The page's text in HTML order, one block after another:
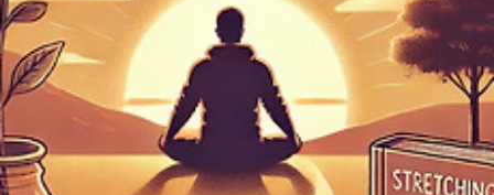
차1. 이른 기상으로 하루를 시작하기 2. 아침 운동으로 몸과 마음 깨우기 3. 명상과 자기
성찰 시간 가지기 4...